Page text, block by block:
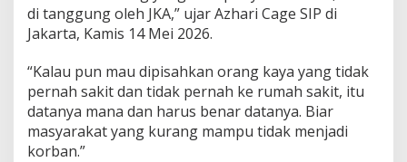
i
U
l
n
g
di tanggung oleh JKA,” ujar Azhari Cage SIP di
Jakarta, Kamis 14 Mei 2026.
“Kalau pun mau dipisahkan orang kaya yang tidak
pernah sakit dan tidak pernah ke rumah sakit, itu
datanya mana dan harus benar datanya. Biar
masyarakat yang kurang mampu tidak menjadi
korban.”